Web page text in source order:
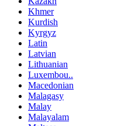
Khmer
Kurdish
Kyrgyz
Latin
Latvian
Lithuanian
Luxembou..
Macedonian
Malagasy
Malay
Malayalam